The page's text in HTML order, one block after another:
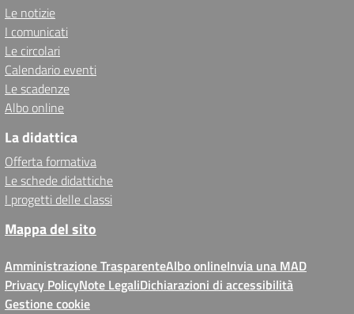
Le notizie
I comunicati
Le circolari
Calendario eventi
Le scadenze
Albo online
La didattica
Offerta formativa
Le schede didattiche
I progetti delle classi
Mappa del sito
Amministrazione TrasparenteAlbo onlineInvia una MAD
Privacy PolicyNote LegaliDichiarazioni di accessibilità
Gestione cookie